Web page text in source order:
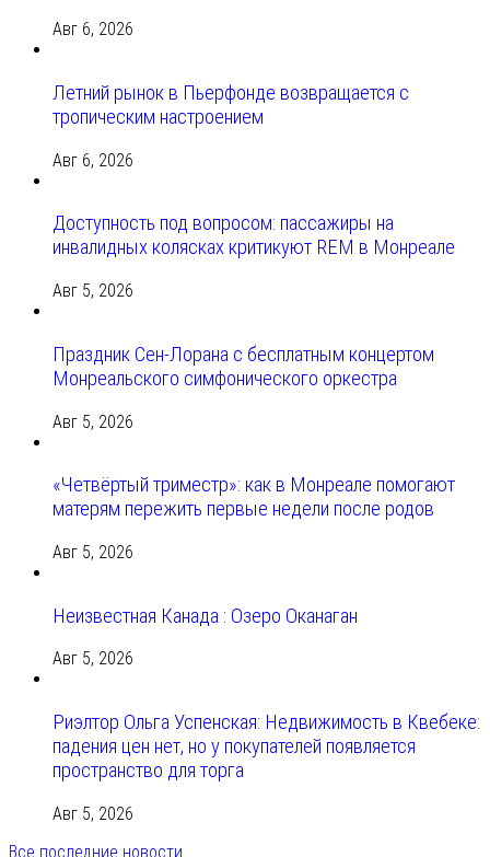
Авг 6, 2026
Летний рынок в Пьерфонде возвращается с
тропическим настроением
Авг 6, 2026
Доступность под вопросом: пассажиры на
инвалидных колясках критикуют REM в Монреале
Авг 5, 2026
Праздник Сен-Лорана с бесплатным концертом
Монреальского симфонического оркестра
Авг 5, 2026
«Четвёртый триместр»: как в Монреале помогают
матерям пережить первые недели после родов
Авг 5, 2026
Неизвестная Канада : Озеро Оканаган
Авг 5, 2026
Риэлтор Ольга Успенская: Недвижимость в Квебеке:
падения цен нет, но у покупателей появляется
пространство для торга
Авг 5, 2026
Все последние новости